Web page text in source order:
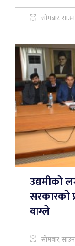
सोमबार,
उद्यमीको
सरकारको
वाग्ले
सोमबार,